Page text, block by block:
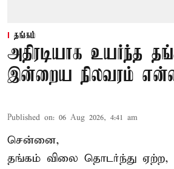
தங்கம்
அதிரடியாக உயர்ந்த
இன்றைய நிலவரம்
Published on: 06 Aug 2026, 4:41 am
சென்னை,
தங்கம் விலை தொடர்ந்து ஏற்ற,